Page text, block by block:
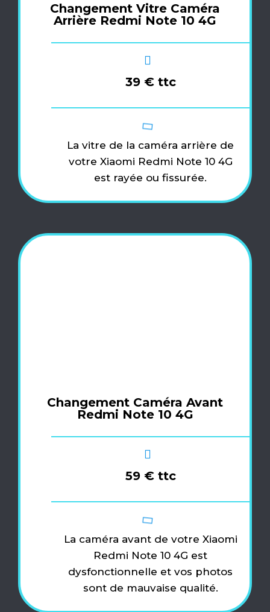
Changement Vitre Caméra
Arrière Redmi Note 10 4G
39 € ttc
La vitre de la caméra arrière de
votre Xiaomi Redmi Note 10 4G
est rayée ou fissurée.
Changement Caméra Avant
Redmi Note 10 4G
59 € ttc
La caméra avant de votre Xiaomi
Redmi Note 10 4G est
dysfonctionnelle et vos photos
sont de mauvaise qualité.